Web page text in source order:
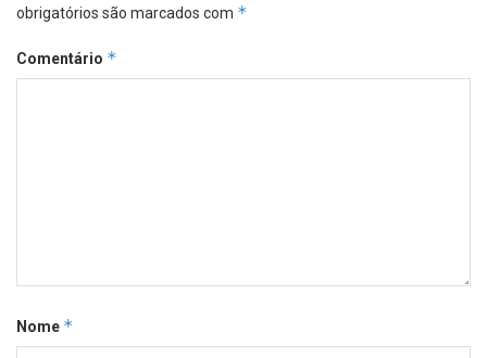
obrigatórios são marcados com *
Comentário *
Nome *